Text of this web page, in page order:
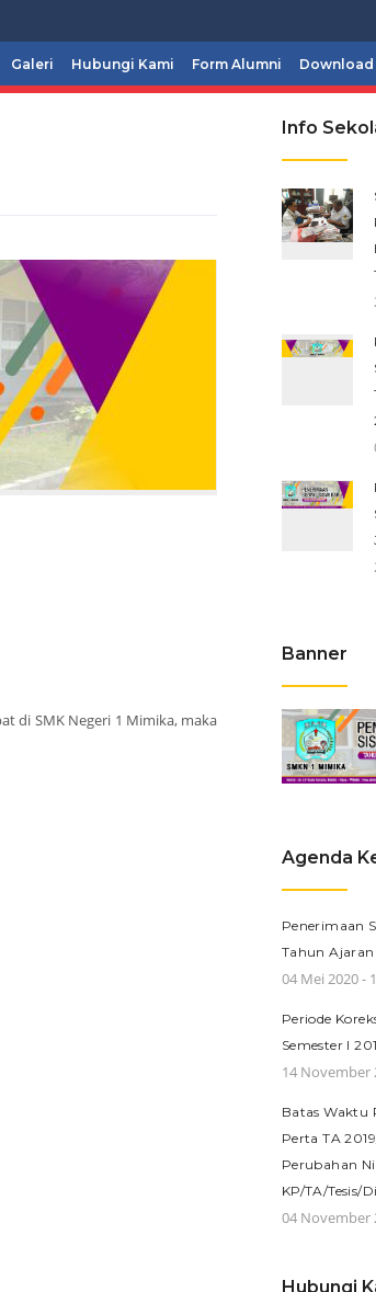
Galeri Hubungi Kami Form Alumni Download
di SMK Negeri 1 Mimika, maka
Info
Banner
Agenda
Penerimaan
Tahun
04 Mei 2020 -
Periode
Semester I
14 November
Batas Waktu
Perta TA
Perubahan
KP/TA/Tesis/
04 November
Hubungi